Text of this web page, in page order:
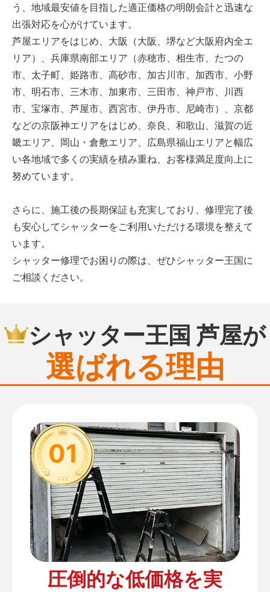
う、地域最安値を目指した適正価格の明朗会計と迅速な
出張対応を心がけています。
芦屋エリアをはじめ、大阪（大阪、堺など大阪府内全エ
リア）、兵庫県南部エリア（赤穂市、相生市、たつの
市、太子町、姫路市、高砂市、加古川市、加西市、小野
市、明石市、三木市、加東市、三田市、神戸市、川西
市、宝塚市、芦屋市、西宮市、伊丹市、尼崎市）、京都
などの京阪神エリアをはじめ、奈良、和歌山、滋賀の近
畿エリア、岡山・倉敷エリア、広島県福山エリアと幅広
い各地域で多くの実績を積み重ね、お客様満足度向上に
努めています。
さらに、施工後の長期保証も充実しており、修理完了後
も安心してシャッターをご利用いただける環境を整えて
います。
シャッター修理でお困りの際は、ぜひシャッター王国に
ご相談ください。
シャッター王国 芦屋が
選ばれる理由
01
圧倒的な低価格を実